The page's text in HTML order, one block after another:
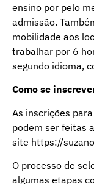
ensino por pelo
admissão.
mobilidade aos
trabalhar por 6
segundo idioma,
Como se
As inscrições
podem ser feitas
site https://
O processo de
algumas etapas